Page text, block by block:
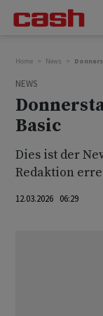
Home News
NEWS
Basic
Dies ist der
Redaktion
12.03.2026 06:29